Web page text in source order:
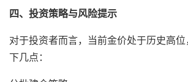
四、投资策略与风险提示
对于投资者而言，当前金价处于历史高
下几点：